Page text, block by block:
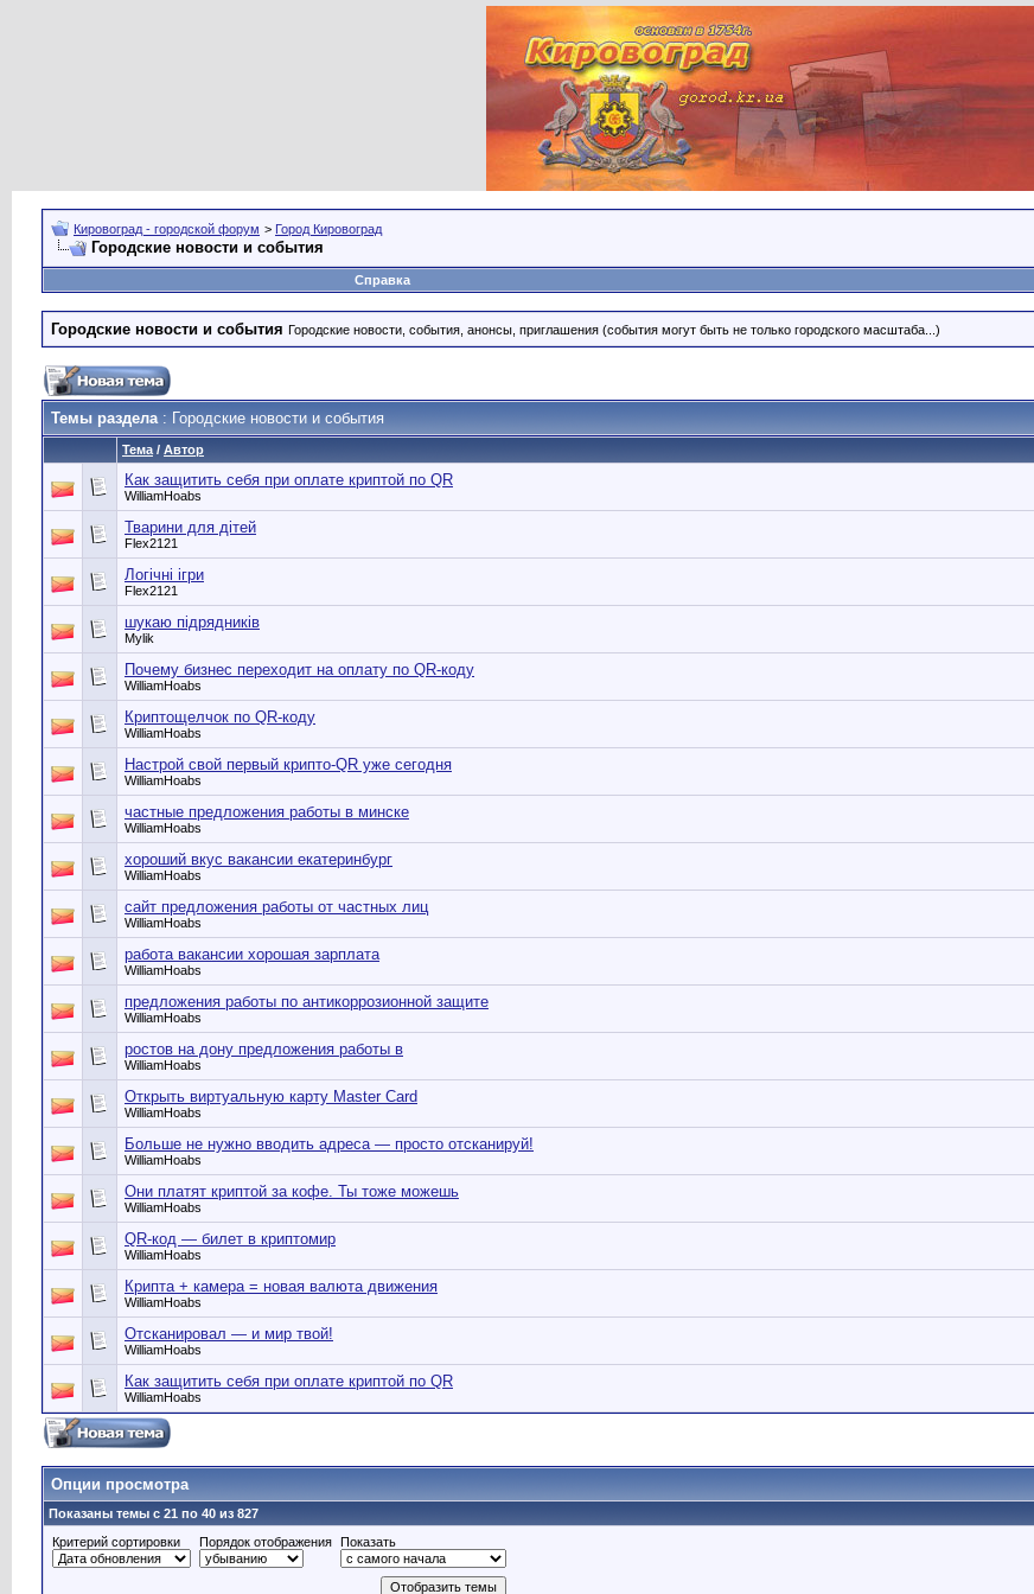
Кировоград - городской форум > Город Кировоград
Городские новости и события
Справка
Городские новости и события Городские новости, события, анонсы, приглашения (события могут быть не только городского масштаба...)
Темы раздела: Городские новости и события
Тема / Автор
Как защитить себя при оплате криптой по QR
WilliamHoabs
Тварини для дітей
Flex2121
Логічні ігри
Flex2121
шукаю підрядників
Mylik
Почему бизнес переходит на оплату по QR-коду
WilliamHoabs
Криптощелчок по QR-коду
WilliamHoabs
Настрой свой первый крипто-QR уже сегодня
WilliamHoabs
частные предложения работы в минске
WilliamHoabs
хороший вкус вакансии екатеринбург
WilliamHoabs
сайт предложения работы от частных лиц
WilliamHoabs
работа вакансии хорошая зарплата
WilliamHoabs
предложения работы по антикоррозионной защите
WilliamHoabs
ростов на дону предложения работы в
WilliamHoabs
Открыть виртуальную карту Master Card
WilliamHoabs
Больше не нужно вводить адреса — просто отсканируй!
WilliamHoabs
Они платят криптой за кофе. Ты тоже можешь
WilliamHoabs
QR-код — билет в криптомир
WilliamHoabs
Крипта + камера = новая валюта движения
WilliamHoabs
Отсканировал — и мир твой!
WilliamHoabs
Как защитить себя при оплате криптой по QR
WilliamHoabs
Опции просмотра
Показаны темы с 21 по 40 из 827
Критерий сортировки
Порядок отображения Показать